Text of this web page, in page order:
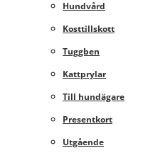
Hundvård
Kosttillskott
Tuggben
Kattprylar
Till hundägare
Presentkort
Utgående